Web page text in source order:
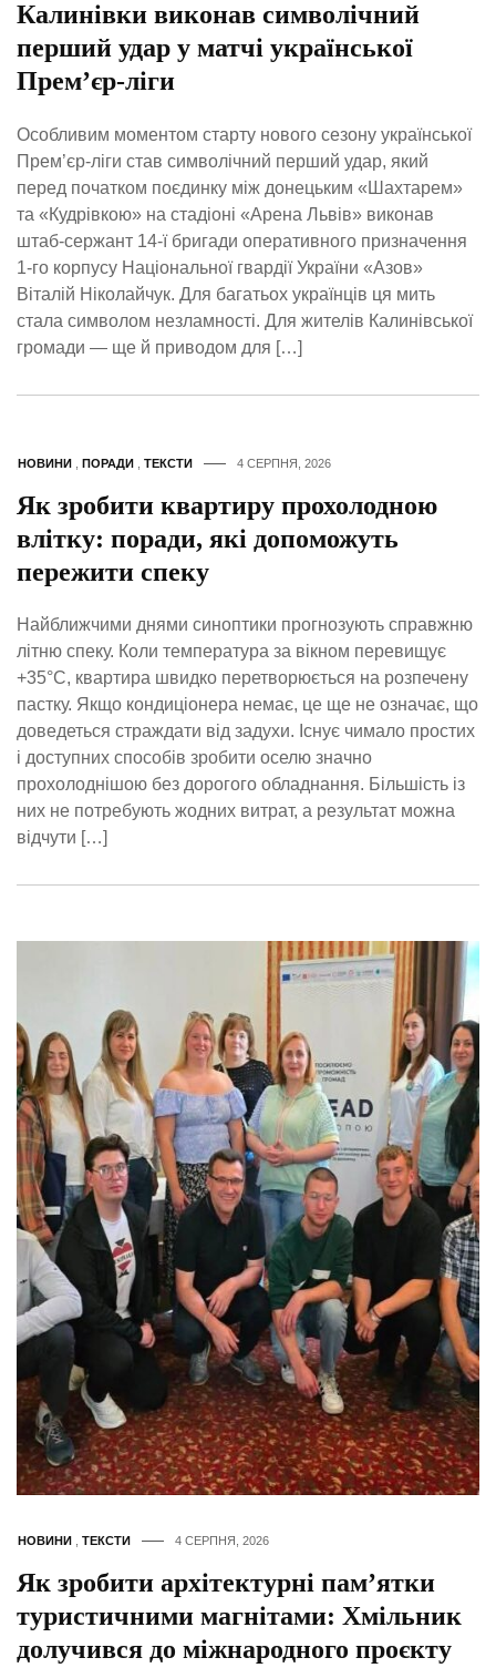
Калинівки виконав символічний
перший удар у матчі української
Прем’єр-ліги
Особливим моментом старту нового сезону української
Прем’єр-ліги став символічний перший удар, який
перед початком поєдинку між донецьким «Шахтарем»
та «Кудрівкою» на стадіоні «Арена Львів» виконав
штаб-сержант 14-ї бригади оперативного призначення
1-го корпусу Національної гвардії України «Азов»
Віталій Ніколайчук. Для багатьох українців ця мить
стала символом незламності. Для жителів Калинівської
громади — ще й приводом для […]
НОВИНИ ПОРАДИ ТЕКСТИ 4 СЕРПНЯ, 2026
Як зробити квартиру прохолодною
влітку: поради, які допоможуть
пережити спеку
Найближчими днями синоптики прогнозують справжню
літню спеку. Коли температура за вікном перевищує
+35°C, квартира швидко перетворюється на розпечену
пастку. Якщо кондиціонера немає, це ще не означає, що
доведеться страждати від задухи. Існує чимало простих
і доступних способів зробити оселю значно
прохолоднішою без дорогого обладнання. Більшість із
них не потребують жодних витрат, а результат можна
відчути […]
НОВИНИ ТЕКСТИ 4 СЕРПНЯ, 2026
Як зробити архітектурні пам’ятки
туристичними магнітами: Хмільник
долучився до міжнародного проєкту